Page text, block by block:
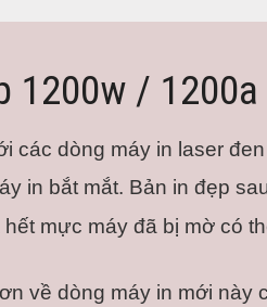
1200w /
dòng máy in laser
in bắt mắt. Bản in đẹp
mực máy đã bị mờ có
về dòng máy in mới này